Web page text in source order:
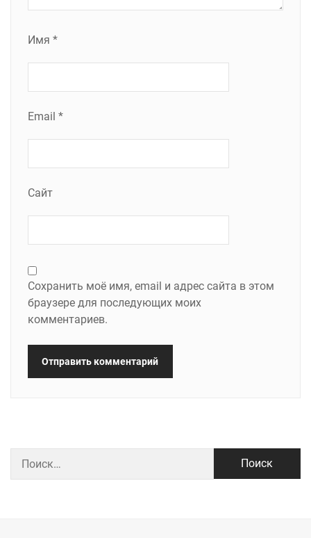
Имя *
Email *
Сайт
Сохранить моё имя, email и адрес сайта в этом
браузере для последующих моих
комментариев.